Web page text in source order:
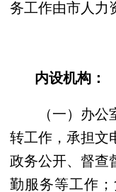
务工作由市人力
内设机构：
（一）办公
转工作，承担文
政务公开、督查
勤服务等工作